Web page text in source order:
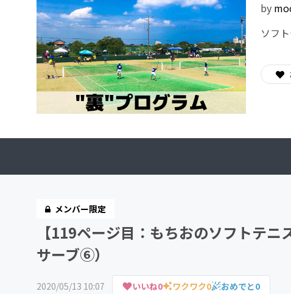
アート・写真
テクノロジー・ガジェット
映像・映画
ビジネス・起業
チャレンジ
by
ソフ
メンバー限定
【119ページ目：もちおのソフトテ
サーブ⑥）
2020/05/13 10:07 いいね0 ワクワク0 おめでと0